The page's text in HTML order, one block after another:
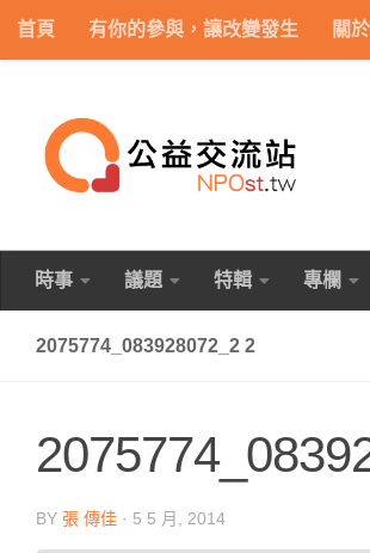
Skip to content
首頁 有你的參與，讓改變發生 關
時事 議題 特輯 專欄
2075774_083928072_2 2
BY 張 傳佳 · 5 5 月, 2014